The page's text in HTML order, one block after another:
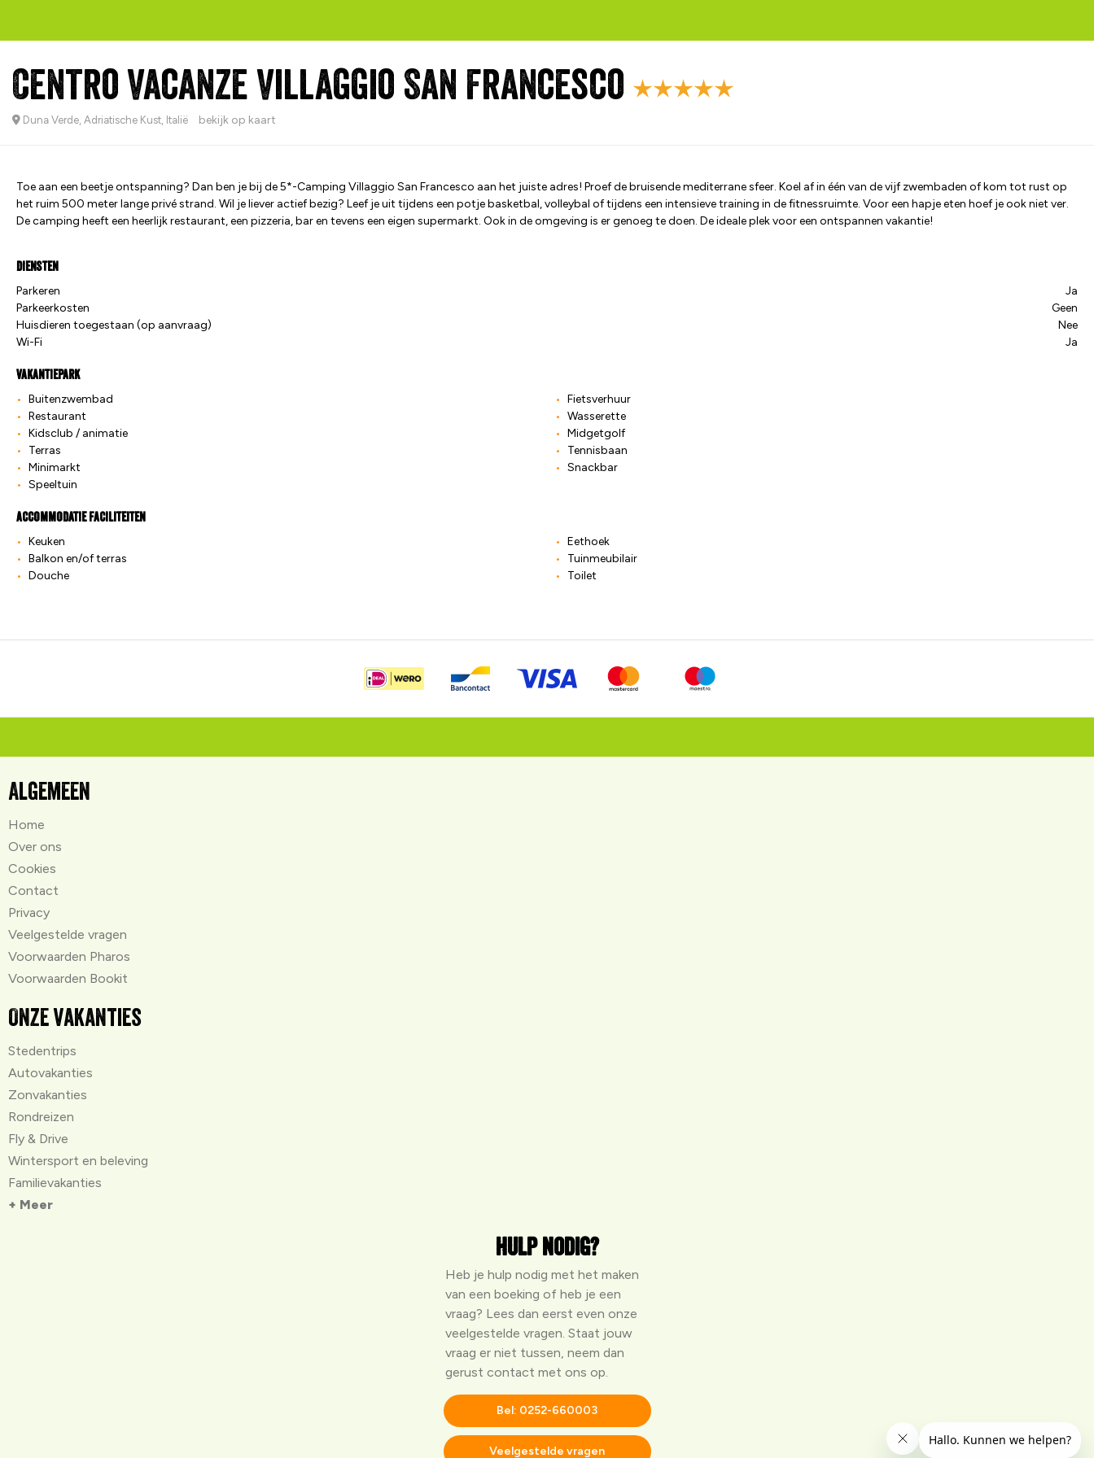
Centro Vacanze Villaggio San Francesco
Duna Verde, Adriatische Kust, Italië bekijk op kaart
Toe aan een beetje ontspanning? Dan ben je bij de 5*-Camping Villaggio San Francesco aan het juiste adres! Proef de bruisende mediterrane sfeer. Koel af in één van de vijf zwembaden of kom tot rust op
het ruim 500 meter lange privé strand. Wil je liever actief bezig? Leef je uit tijdens een potje basketbal, volleybal of tijdens een intensieve training in de fitnessruimte. Voor een hapje eten hoef je ook niet ver.
De camping heeft een heerlijk restaurant, een pizzeria, bar en tevens een eigen supermarkt. Ook in de omgeving is er genoeg te doen. De ideale plek voor een ontspannen vakantie!
Diensten
Parkeren
Ja
Parkeerkosten
Geen
Huisdieren toegestaan (op aanvraag)
Nee
Wi-Fi
Ja
Vakantiepark
Buitenzwembad
Fietsverhuur
Restaurant
Wasserette
Kidsclub / animatie
Midgetgolf
Terras
Tennisbaan
Minimarkt
Snackbar
Speeltuin
Accommodatie faciliteiten
Keuken
Eethoek
Balkon en/of terras
Tuinmeubilair
Douche
Toilet
Algemeen
Home
Over ons
Cookies
Contact
Privacy
Veelgestelde vragen
Voorwaarden Pharos
Voorwaarden Bookit
Onze vakanties
Stedentrips
Autovakanties
Zonvakanties
Rondreizen
Fly & Drive
Wintersport en beleving
Familievakanties
+ Meer
Hulp nodig?
Heb je hulp nodig met het maken
van een boeking of heb je een
vraag? Lees dan eerst even onze
veelgestelde vragen. Staat jouw
vraag er niet tussen, neem dan
gerust contact met ons op.
Bel: 0252-660003
Veelgestelde vragen